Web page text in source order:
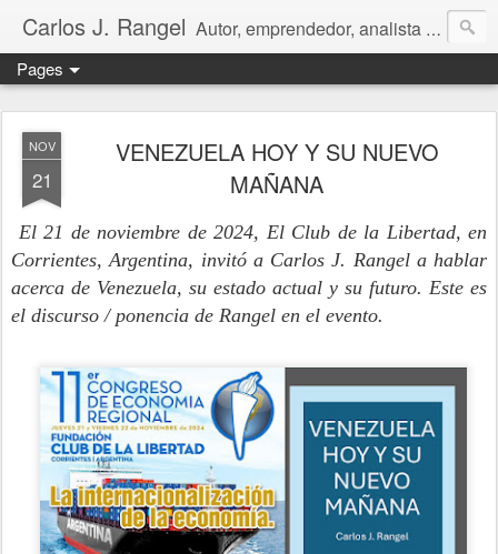
Carlos J. Rangel Autor, emprendedor, analista económico y político. Artículos y Ensayos, tanto en español como en inglés, sobre la condición de Venezuela y otros temas de interés internacional.
Pages
NOV
21
VENEZUELA HOY Y SU NUEVO
MAÑANA
El 21 de noviembre de 2024, El Club de la Libertad, en
Corrientes, Argentina, invitóa Carlos J. Rangel a hablar
acerca de Venezuela, su estado actual y su futuro. Este es
el discurso / ponencia de Rangel en el evento.